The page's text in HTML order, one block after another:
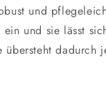
und
und sie lässt
übersteht dadurch